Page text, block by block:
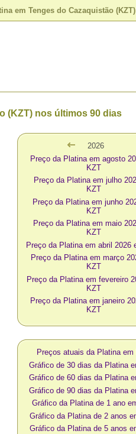
em Tenges do Cazaquistão
(KZT) nos últimos 90 dias
2026
Preço da Platina em agosto
KZT
Preço da Platina em julho
KZT
Preço da Platina em junho
KZT
Preço da Platina em maio
KZT
Preço da Platina em abril 2026
Preço da Platina em março
KZT
Preço da Platina em fevereiro
KZT
Preço da Platina em janeiro
KZT
Preços atuais da Platina em
Gráfico de 30 dias da Platina
Gráfico de 60 dias da Platina
Gráfico de 90 dias da Platina
Gráfico da Platina de 1 ano
Gráfico da Platina de 2 anos
Gráfico da Platina de 5 anos